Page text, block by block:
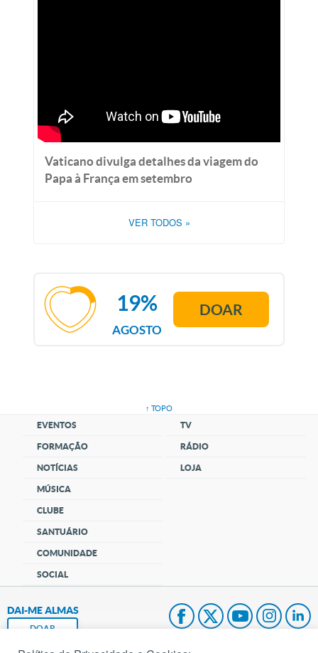
Vaticano divulga detalhes da viagem do
Papa à França em setembro
VER TODOS »
AGOSTO
19% DOAR
↑ TOPO
EVENTOS
FORMAÇÃO
NOTÍCIAS
MÚSICA
CLUBE
SANTUÁRIO
COMUNIDADE
SOCIAL
TV
RÁDIO
LOJA
DAI-ME ALMAS
DOAR